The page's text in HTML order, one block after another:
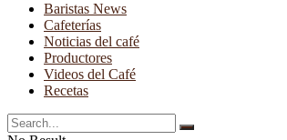
Baristas News
Cafeterías
Noticias del café
Productores
Videos del Café
Recetas